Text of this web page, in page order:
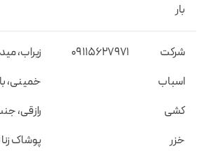
بار
شرکت
اسباب
کشی
خزر
09115627971
زیراب،
خمینی،
رازقی،
پوشاک